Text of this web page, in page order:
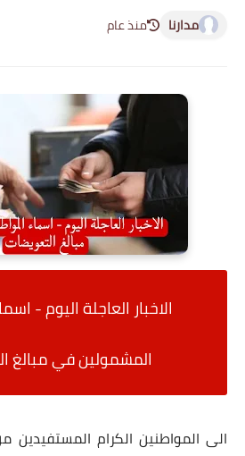
مدارنا منذ عام
الاخبار العاجلة اليوم -
المشمولين في مبالغ
الى المواطنين الكرام المستفيدين